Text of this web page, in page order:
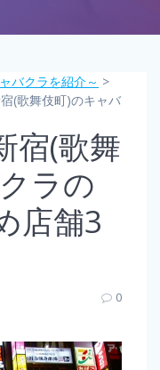
バクラを紹介～ >
宿(歌舞伎町)のキャバ
宿(歌舞
ラの
店舗3
0